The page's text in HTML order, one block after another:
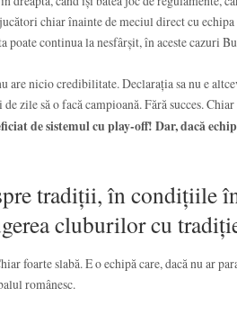
chiar înainte de meciul direct cu
continua la nesfârșit, în aceste cazuri
nicio credibilitate. Declarația sa nu e
zile să o facă campioană. Fără succes. Chiar
de sistemul cu play-off! Dar, dacă
tradiții, în condițiile
cluburilor cu
foarte slabă. E o echipă care, dacă nu ar
românesc.